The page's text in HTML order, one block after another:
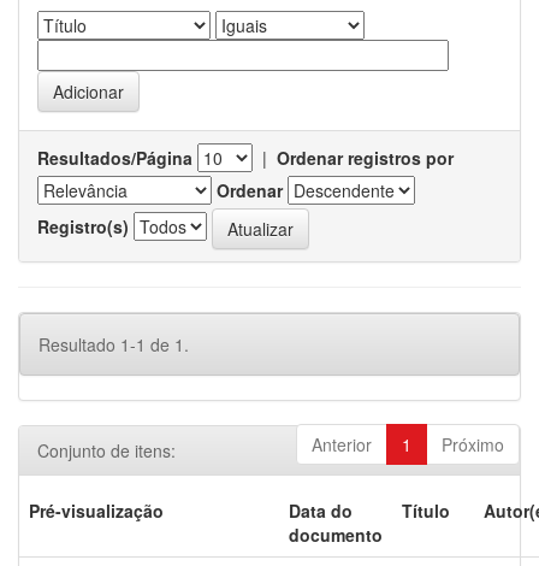
Resultados/Página | Ordenar registros por
Ordenar
Registro(s)
Resultado 1-1 de 1.
Anterior 1 Próximo
Conjunto de itens:
Pré-visualização
Data do
documento
Título